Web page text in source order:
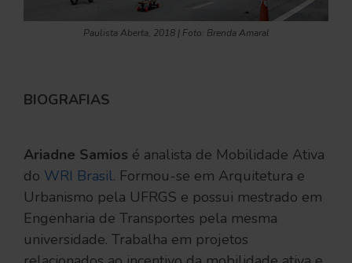
Paulista Aberta, 2018 | Foto: Brenda Amaral
BIOGRAFIAS
Ariadne Samios é analista de Mobilidade Ativa
do WRI Brasil. Formou-se em Arquitetura e
Urbanismo pela UFRGS e possui mestrado em
Engenharia de Transportes pela mesma
universidade. Trabalha em projetos